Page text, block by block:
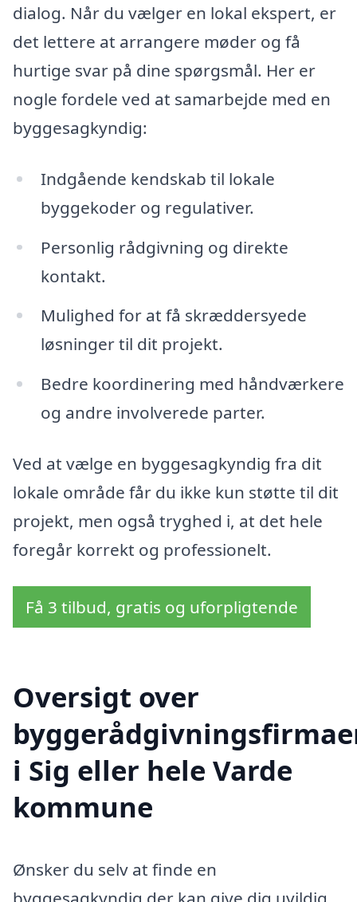
dialog. Når du vælger en lokal ekspert, er
det lettere at arrangere møder og få
hurtige svar på dine spørgsmål. Her er
nogle fordele ved at samarbejde med en
byggesagkyndig:
Indgående kendskab til lokale
byggekoder og regulativer.
Personlig rådgivning og direkte
kontakt.
Mulighed for at få skræddersyede
løsninger til dit projekt.
Bedre koordinering med håndværkere
og andre involverede parter.
Ved at vælge en byggesagkyndig fra dit
lokale område får du ikke kun støtte til dit
projekt, men også tryghed i, at det hele
foregår korrekt og professionelt.
Få 3 tilbud, gratis og uforpligtende
Oversigt over
i Sig eller hele Varde
kommune
Ønsker du selv at finde en